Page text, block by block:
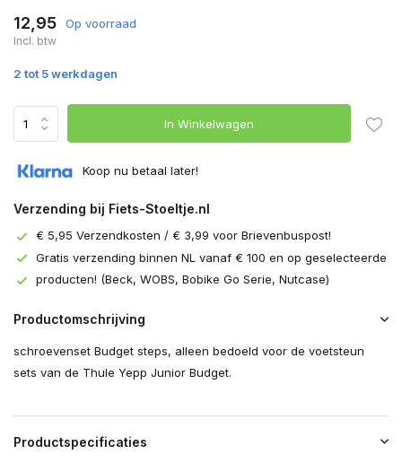
12,95 Op voorraad
Incl. btw
2 tot 5 werkdagen
In Winkelwagen
Koop nu betaal later!
Verzending bij Fiets-Stoeltje.nl
€ 5,95 Verzendkosten / € 3,99 voor Brievenbuspost!
Gratis verzending binnen NL vanaf € 100 en op geselecteerde
producten! (Beck, WOBS, Bobike Go Serie, Nutcase)
Productomschrijving
schroevenset Budget steps, alleen bedoeld voor de voetsteun
sets van de Thule Yepp Junior Budget.
Productspecificaties